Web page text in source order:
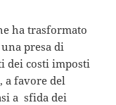
ha trasformato
presa di
dei costi imposti
a favore del
a sfida dei